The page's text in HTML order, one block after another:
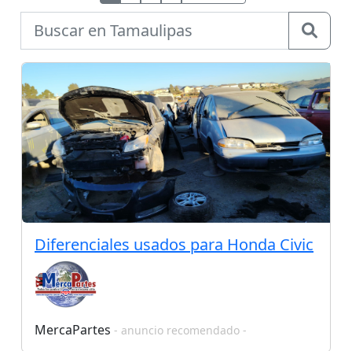
Diferenciales usados para Honda Civic
MercaPartes - anuncio recomendado -